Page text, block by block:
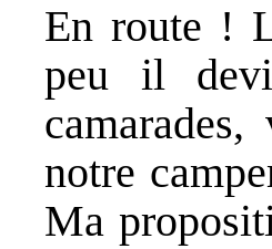
En route !
peu il
notre
Ma